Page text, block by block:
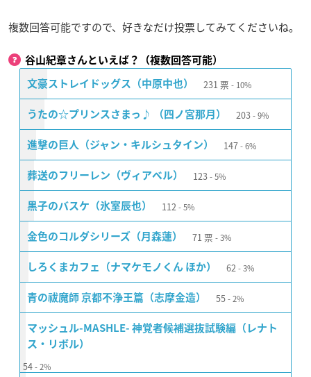
複数回答可能ですので、好きなだけ投票してみてくださいね。
谷山紀章さんといえば？（複数回答可能）
文豪ストレイドッグス（中原中也） 231 票 10%
うたの☆プリンスさまっ♪ （四ノ宮那月） 203 9%
進撃の巨人（ジャン・キルシュタイン） 147 6%
葬送のフリーレン（ヴィアベル） 123 5%
黒子のバスケ（氷室辰也） 112 5%
金色のコルダシリーズ（月森蓮） 71 票 3%
しろくまカフェ（ナマケモノくん ほか） 62 3%
青の祓魔師 京都不浄王篇（志摩金造） 55 2%
マッシュル-MASHLE- 神覚者候補選抜試験編（レナト
ス・リボル）
54 2%